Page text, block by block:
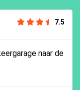
7.5
naar de